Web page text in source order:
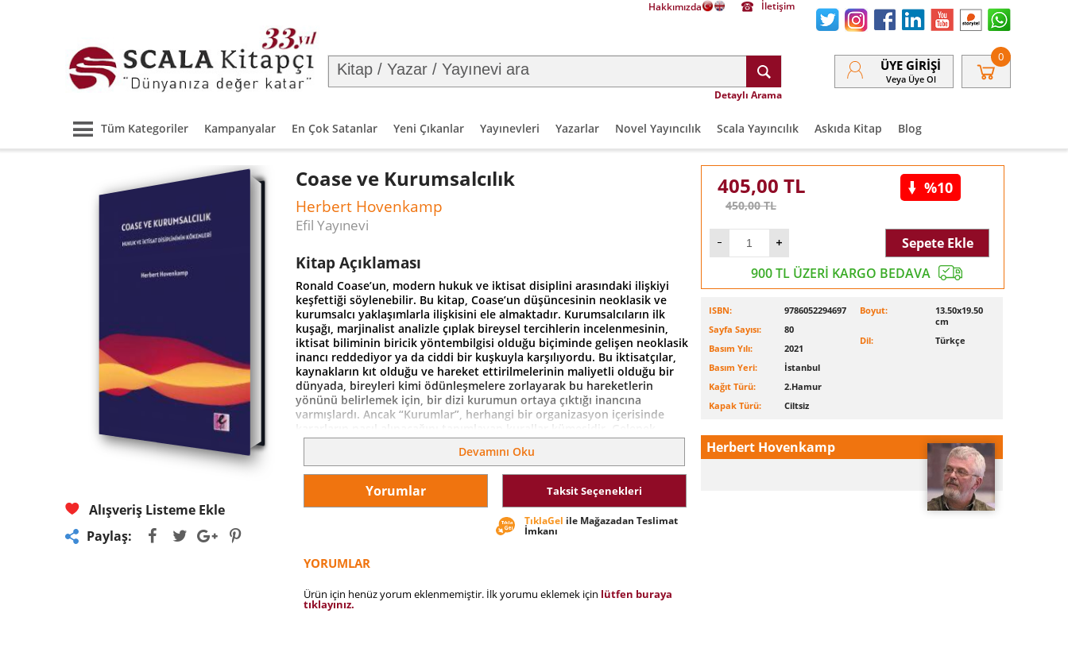
Hakkımızda İletişim
Detaylı Arama
ÜYE GIRIŞI
Veya Üye Ol
0
Tüm Kategoriler Kampanyalar En Çok Satanlar Yeni Çıkanlar Yayınevleri Yazarlar Novel Yayıncılık Scala Yayıncılık Askıda Kitap Blog
Alışveriş Listeme Ekle
Paylaş:
Coase ve Kurumsalcılık
Herbert Hovenkamp
Efil Yayınevi
Kitap Açıklaması
Ronald Coase’un, modern hukuk ve iktisat disiplini arasındaki ilişkiyi
keşfettiği söylenebilir. Bu kitap, Coase’un düşüncesinin neoklasik ve
kurumsalcı yaklaşımlarla ilişkisini ele almaktadır. Kurumsalcıların ilk
kuşağı, marjinalist analizle çıplak bireysel tercihlerin incelenmesinin,
iktisat biliminin biricik yöntembilgisi olduğu biçiminde gelişen neoklasik
inancı reddediyor ya da ciddi bir kuşkuyla karşılıyordu. Bu iktisatçılar,
kaynakların kıt olduğu ve hareket ettirilmelerinin maliyetli olduğu bir
dünyada, bireyleri kimi ödünleşmelere zorlayarak bu hareketlerin
yönünü belirlemek için, bir dizi kurumun ortaya çıktığı inancına
varmışlardı. Ancak “Kurumlar”, herhangi bir organizasyon içerisinde
kararların nasıl alınacağını tanımlayan kurallar kümesidir. Gelenek,
alışkanlık ya da karşılıklı benimseme yoluyla yasanın gücüne sahip
Devamını Oku
Yorumlar Taksit Seçenekleri
TıklaGel ile Mağazadan Teslimat
İmkanı
YORUMLAR
Ürün için henüz yorum eklenmemiştir. İlk yorumu eklemek için lütfen buraya
tıklayınız.
405,00 TL
450,00TL
%10
Sepete Ekle
900 TL ÜZERİ KARGO BEDAVA
ISBN:
9786052294697
Sayfa Sayısı:
80
Basım Yılı:
2021
Basım Yeri:
İstanbul
Kağıt Türü:
2.Hamur
Kapak Türü:
Ciltsiz
Boyut:
13.50x19.50
cm
Dil:
Türkçe
Herbert Hovenkamp